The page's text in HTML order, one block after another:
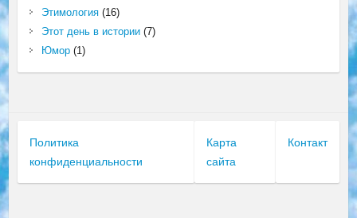
Этимология(16)
Этот день в истории(7)
Юмор(1)
Политика
конфиденциальности
Карта
сайта
Контакт